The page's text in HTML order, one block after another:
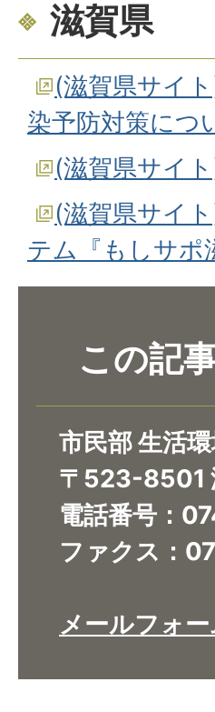
滋賀県
(滋賀県サイ
染予防対策につ
(滋賀県サイ
(滋賀県サイ
テム『もしサポ
この記
市民部 生活
〒523-8501
電話番号：
ファクス：
メールフォ